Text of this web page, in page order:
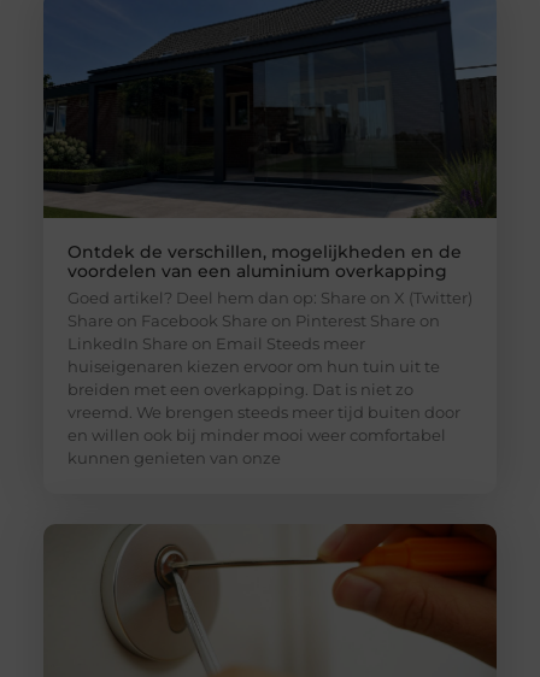
Ontdek de verschillen, mogelijkheden en de
voordelen van een aluminium overkapping
Goed artikel? Deel hem dan op: Share on X (Twitter)
Share on Facebook Share on Pinterest Share on
LinkedIn Share on Email Steeds meer
huiseigenaren kiezen ervoor om hun tuin uit te
breiden met een overkapping. Dat is niet zo
vreemd. We brengen steeds meer tijd buiten door
en willen ook bij minder mooi weer comfortabel
kunnen genieten van onze